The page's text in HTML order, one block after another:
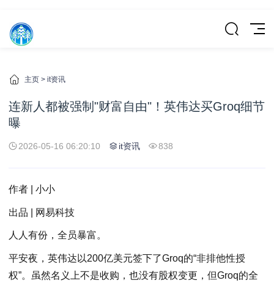
主页 > it资讯
连新人都被强制"财富自由"！英伟达买Groq细节
曝
2026-05-16 06:20:10 it资讯 838
作者 | 小小
出品 | 网易科技
人人有份，全员暴富。
平安夜，英伟达以200亿美元签下了Groq的“非排他性授
权”。虽然名义上不是收购，也没有股权变更，但Groq的全